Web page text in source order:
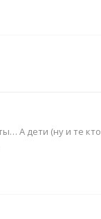
А дети (ну и те кто